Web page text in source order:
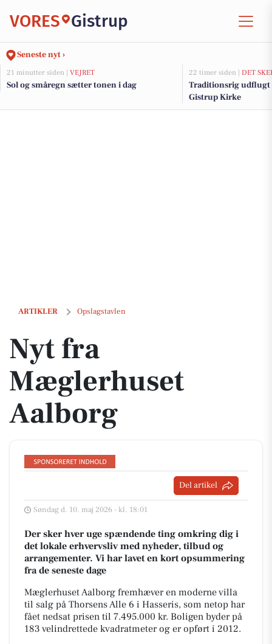
VORES Gistrup
Seneste nyt ›
21 minutter siden | VEJRET
Sol og småregn sætter tonen i dag
22 timer siden | DET
Traditionsrig udflugt
Gistrup Kirke
ARTIKLER Opslagstavlen
Nyt fra Mæglerhuset Aalborg
Nyt fra
Mæglerhuset
Aalborg
Del artikel
Søndag d. 10. maj 2026 - kl. 18:01
Der sker hver uge spændende ting omkring dig i
det lokale erhvervsliv med nyheder, tilbud og
arrangementer. Vi har lavet en kort opsummering
fra de seneste dage
Mæglerhuset Aalborg fremhæver en moderne villa
til salg på Thorsens Alle 6 i Hasseris, som netop har
fået nedsat prisen til 7.495.000 kr. Boligen byder på
183 velindrettede kvadratmeter og er opført i 2012.